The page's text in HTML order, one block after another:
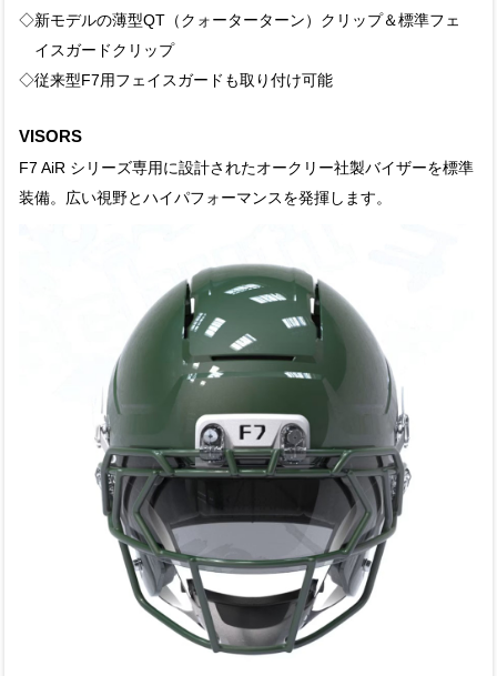
◇新モデルの薄型QT（クォーターターン）クリップ＆標準フェ
イスガードクリップ
◇従来型F7用フェイスガードも取り付け可能
VISORS
F7 AiR シリーズ専用に設計されたオークリー社製バイザーを標準
装備。広い視野とハイパフォーマンスを発揮します。